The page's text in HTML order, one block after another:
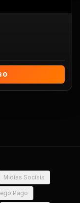
Midias Sociais
Pago